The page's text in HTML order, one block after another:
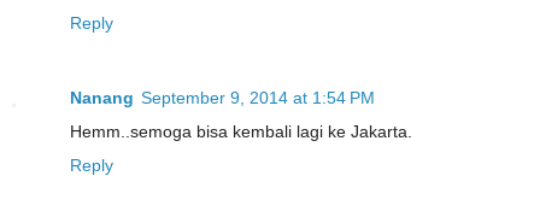
Reply
Nanang September 9, 2014 at 1:54 PM
Hemm..semoga bisa kembali lagi ke Jakarta.
Reply